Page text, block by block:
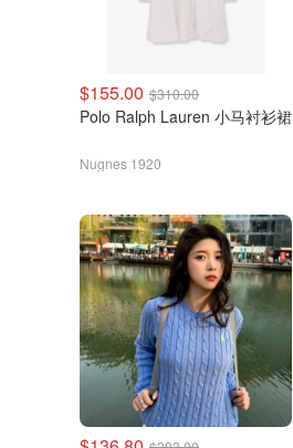
$155.00 $310.00
Polo Ralph Lauren 小马衬衫裙
Nugnes 1920